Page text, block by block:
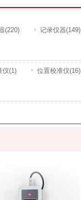
(220) 记录仪器(149)
仪(1) 位置校准仪(16)